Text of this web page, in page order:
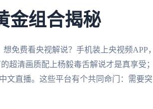
金组合揭秘
免费看央视解说？手机装上央视频APP，
超清画质配上杨毅毒舌解说才是真享受；
文直播。这些平台有个共同命门：需要突